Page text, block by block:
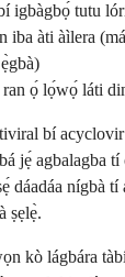
igbàgbọ́ tutu
iba àti àìlera
ọ́ lọ́wọ́ láti
bí
jẹ́ agbalagba
dáadáa nígbà tí
ṣẹlẹ̀.
kò lágbára